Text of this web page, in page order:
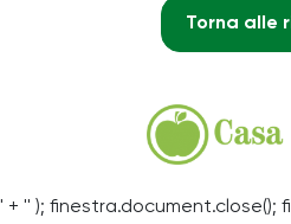
Torna alle
' + '' ); finestra.document.close();